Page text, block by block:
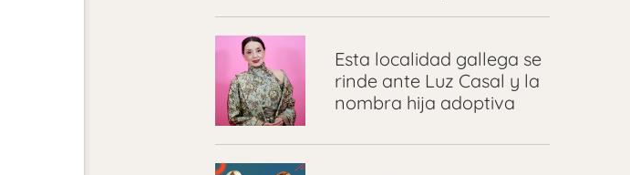
Esta localidad gallega se
rinde ante Luz Casal y la
nombra hija adoptiva